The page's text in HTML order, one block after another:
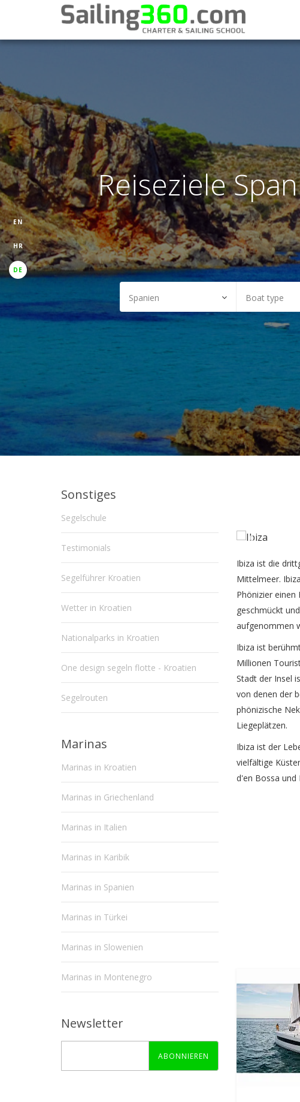
Reiseziele
EN
HR
DE
Ibiza ist die
Mittelmeer.
Phönizier
geschmückt
aufgenommen
Ibiza ist
Millionen
Stadt der Insel
von denen der
phönizische
Liegeplätzen.
Ibiza ist der
vielfältige
d'en Bossa und
Sonstiges
Segelschule
Testimonials
Segelführer Kroatien
Wetter in Kroatien
Nationalparks in Kroatien
One design segeln flotte - Kroatien
Segelrouten
Marinas
Marinas in Kroatien
Marinas in Griechenland
Marinas in Italien
Marinas in Karibik
Marinas in Spanien
Marinas in Türkei
Marinas in Slowenien
Marinas in Montenegro
Newsletter
ABONNIEREN